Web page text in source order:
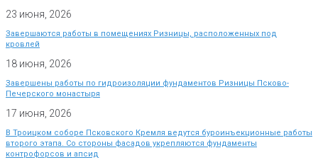
23 июня, 2026
Завершаются работы в помещениях Ризницы, расположенных под
кровлей
18 июня, 2026
Завершены работы по гидроизоляции фундаментов Ризницы Псково-
Печерского монастыря
17 июня, 2026
В Троицком соборе Псковского Кремля ведутся буроинъекционные работы
второго этапа. Со стороны фасадов укрепляются фундаменты
контрофорсов и апсид